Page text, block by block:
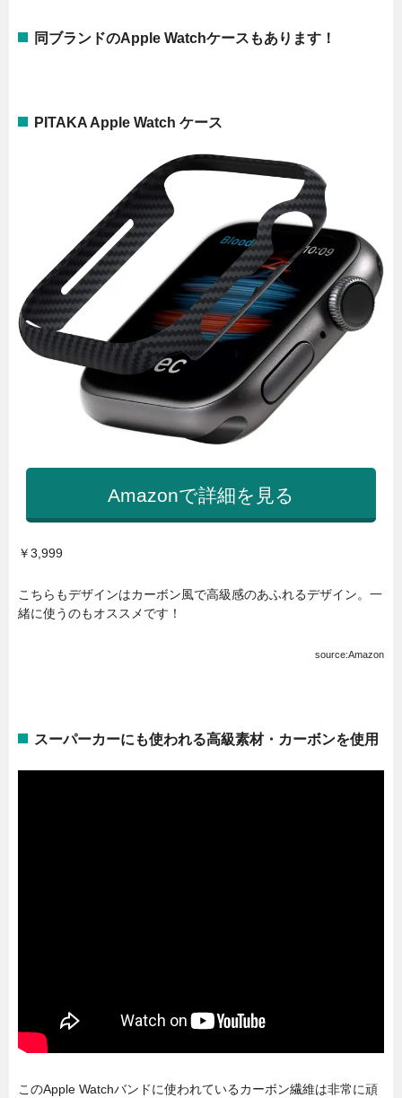
同ブランドのApple Watchケースもあります！
PITAKA Apple Watch ケース
Amazonで詳細を見る
￥3,999
こちらもデザインはカーボン風で高級感のあふれるデザイン。一
緒に使うのもオススメです！
source:Amazon
スーパーカーにも使われる高級素材・カーボンを使用
このApple Watchバンドに使われているカーボン繊維は非常に頑